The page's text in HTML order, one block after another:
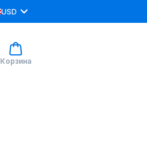
USD
Корзина